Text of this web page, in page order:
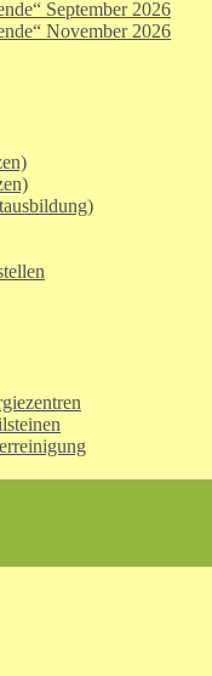
September 2026
November 2026